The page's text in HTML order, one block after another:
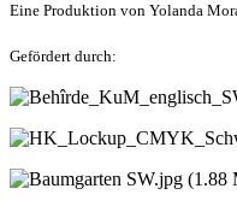
Eine Produktion von Yolanda
Gefördert durch: